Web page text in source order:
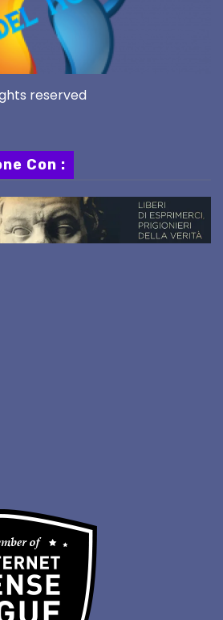
reserved
Con :